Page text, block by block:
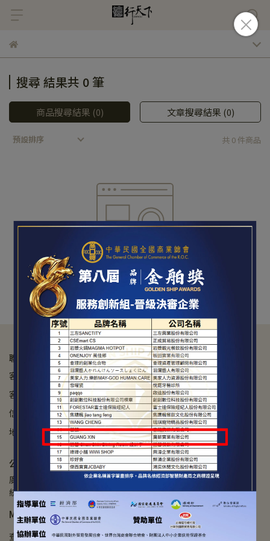
搜尋 結果共 0 筆
商品搜尋結果 (0) 文章搜尋結果 (0)
預設排序 共 0 件商品
很抱歉，找不到 請重新輸入搜尋。
聯繫方式
客服專線：04-25319388
客服時間：9:00am - 5:00pm(假日&國定假日休息)
信箱：shela.a9119@msa.hinet.net
地址：台中市潭子區雅潭路二段399巷200-11號
公司資料
廣薪實業有限公司
統編 : 80554299
Menu
查詢 關於我們 我的帳戶 退款政策 隱私政策 服務條款